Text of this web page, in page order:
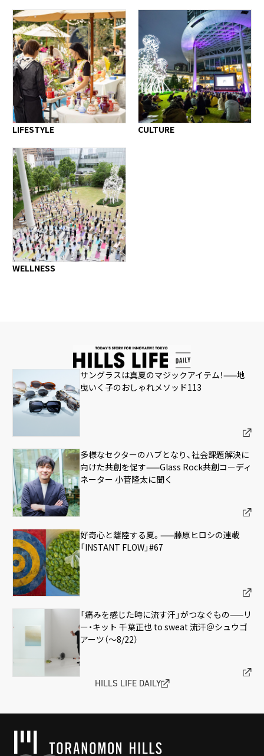
LIFESTYLE CULTURE
WELLNESS
サングラスは真夏のマジックアイテム！——地
曳いく子のおしゃれメソッド113
多様なセクターのハブとなり、社会課題解決に
向けた共創を促す——Glass Rock共創コーディ
ネーター 小菅隆太に聞く
好奇心と離陸する夏。——藤原ヒロシの連載
「INSTANT FLOW」#67
「痛みを感じた時に流す汗」がつなぐもの——リ
ー・キット 千葉正也 to sweat 流汗＠シュウゴ
アーツ（〜8/22）
HILLS LIFE DAILY